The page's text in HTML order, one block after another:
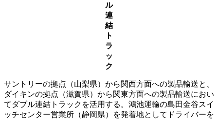
ル
連
結
ト
ラ
ッ
ク
サントリーの拠点（山梨県）から関西方面への製品輸送と、
ダイキンの拠点（滋賀県）から関東方面への製品輸送におい
てダブル連結トラックを活用する。鴻池運輸の島田金谷スイ
ッチセンター営業所（静岡県）を発着地としてドライバーを